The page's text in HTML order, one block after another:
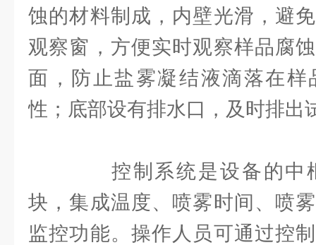
蚀的材料制成，内壁光滑，避
观察窗，方便实时观察样品腐
面，防止盐雾凝结液滴落在样
性；底部设有排水口，及时排出
控制系统是设备的中
块，集成温度、喷雾时间、喷
监控功能。操作人员可通过控